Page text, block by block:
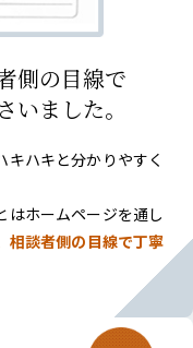
側の目線で
いました。
ハキと分かりやすく
はホームページを通し
相談者側の目線で丁寧